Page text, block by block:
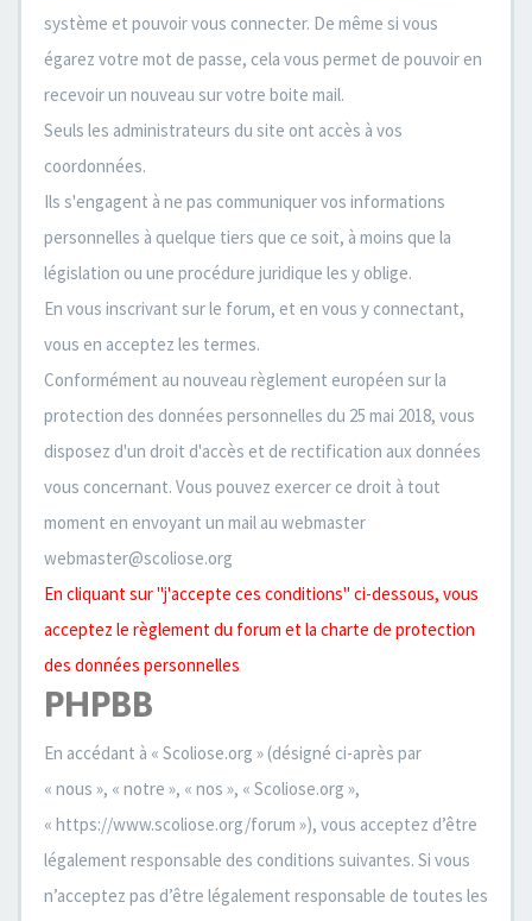
système et pouvoir vous connecter. De même si vous
égarez votre mot de passe, cela vous permet de pouvoir en
recevoir un nouveau sur votre boite mail.
Seuls les administrateurs du site ont accès à vos
coordonnées.
Ils s'engagent à ne pas communiquer vos informations
personnelles à quelque tiers que ce soit, à moins que la
législation ou une procédure juridique les y oblige.
En vous inscrivant sur le forum, et en vous y connectant,
vous en acceptez les termes.
Conformément au nouveau règlement européen sur la
protection des données personnelles du 25 mai 2018, vous
disposez d'un droit d'accès et de rectification aux données
vous concernant. Vous pouvez exercer ce droit à tout
moment en envoyant un mail au webmaster
webmaster@scoliose.org
En cliquant sur "j'accepte ces conditions" ci-dessous, vous
acceptez le règlement du forum et la charte de protection
des données personnelles
PHPBB
En accédant à « Scoliose.org » (désigné ci-après par
« nous », « notre », « nos », « Scoliose.org »,
« https://www.scoliose.org/forum »), vous acceptez d’être
légalement responsable des conditions suivantes. Si vous
n’acceptez pas d’être légalement responsable de toutes les